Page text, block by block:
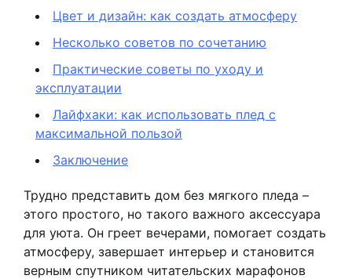
Цвет и дизайн: как создать атмосферу
Несколько советов по сочетанию
Практические советы по уходу и
эксплуатации
Лайфхаки: как использовать плед с
максимальной пользой
Заключение
Трудно представить дом без мягкого пледа –
этого простого, но такого важного аксессуара
для уюта. Он греет вечерами, помогает создать
атмосферу, завершает интерьер и становится
верным спутником читательских марафонов